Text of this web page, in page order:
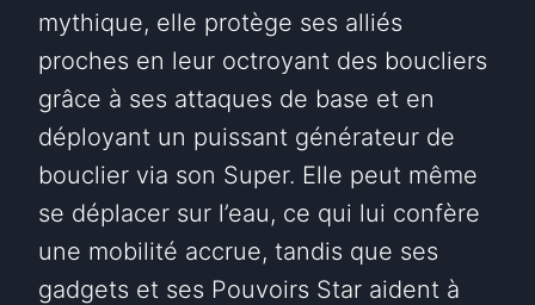
mythique, elle protège ses alliés
proches en leur octroyant des boucliers
grâce à ses attaques de base et en
déployant un puissant générateur de
bouclier via son Super. Elle peut même
se déplacer sur l’eau, ce qui lui confère
une mobilité accrue, tandis que ses
gadgets et ses Pouvoirs Star aident à